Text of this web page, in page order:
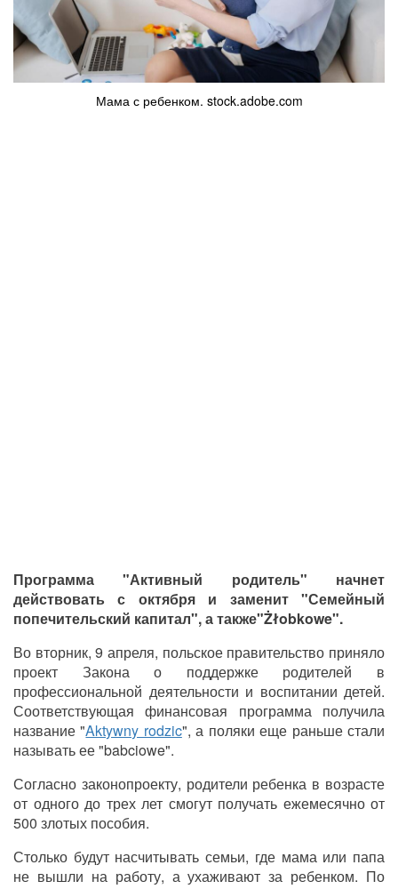
Мама с ребенком. stock.adobe.com
Программа "Активный родитель" начнет
действовать с октября и заменит "Семейный
попечительский капитал", а также"Żłobkowe".
Во вторник, 9 апреля, польское правительство приняло
проект Закона о поддержке родителей в
профессиональной деятельности и воспитании детей.
Соответствующая финансовая программа получила
название "Aktywny rodzic", а поляки еще раньше стали
называть ее "babciowe".
Согласно законопроекту, родители ребенка в возрасте
от одного до трех лет смогут получать ежемесячно от
500 злотых пособия.
Столько будут насчитывать семьи, где мама или папа
не вышли на работу, а ухаживают за ребенком. По